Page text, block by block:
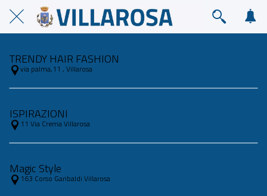
TRENDY HAIR FASHION
via palma,11 , Villarosa
ISPIRAZIONI
11 Via Crema Villarosa
Magic Style
163 Corso Garibaldi Villarosa